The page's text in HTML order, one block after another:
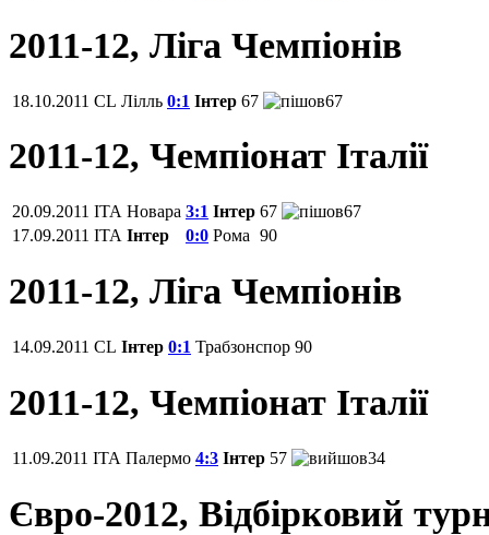
2011-12, Ліга Чемпіонів
18.10.2011 CL Лілль 0:1 Інтер 67 67
2011-12, Чемпіонат Італії
20.09.2011 ITA Новара 3:1 Інтер 67
67
17.09.2011 ITA Інтер 0:0 Рома 90
2011-12, Ліга Чемпіонів
14.09.2011 CL Інтер 0:1 Трабзонспор 90
2011-12, Чемпіонат Італії
11.09.2011 ITA Палермо 4:3 Інтер 57 34
Євро-2012, Відбірковий